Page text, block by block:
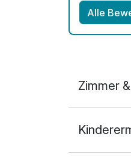
Alle
Zimmer
2 Erwachsene